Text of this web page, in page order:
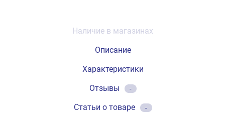
Наличие в магазинах
Описание
Характеристики
Отзывы
-
Статьи о товаре -